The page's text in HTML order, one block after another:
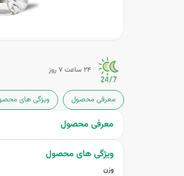
24 ساعت 7 روز
معرفی محصول ویژگی های
معرفی محصول
ویژگی های محصول
وزن